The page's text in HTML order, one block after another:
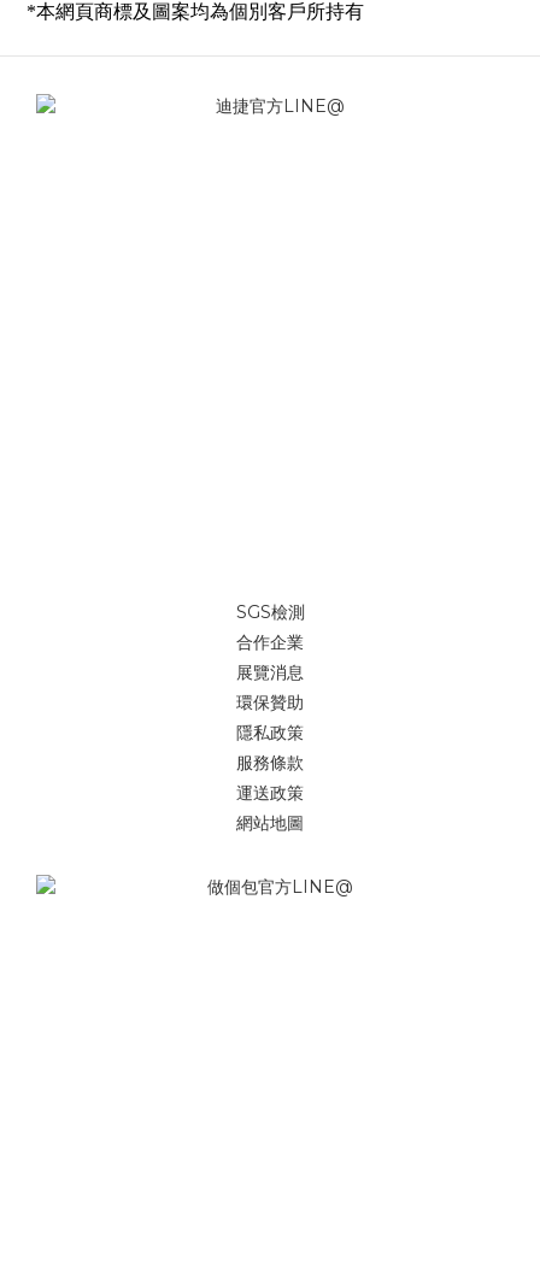
*本網頁商標及圖案均為個別客戶所持有
SGS檢測
合作企業
展覽消息
環保贊助
隱私政策
服務條款
運送政策
網站地圖